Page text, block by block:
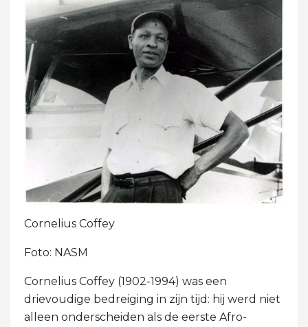
Cornelius Coffey
Foto: NASM
Cornelius Coffey (1902-1994) was een
drievoudige bedreiging in zijn tijd: hij werd niet
alleen onderscheiden als de eerste Afro-